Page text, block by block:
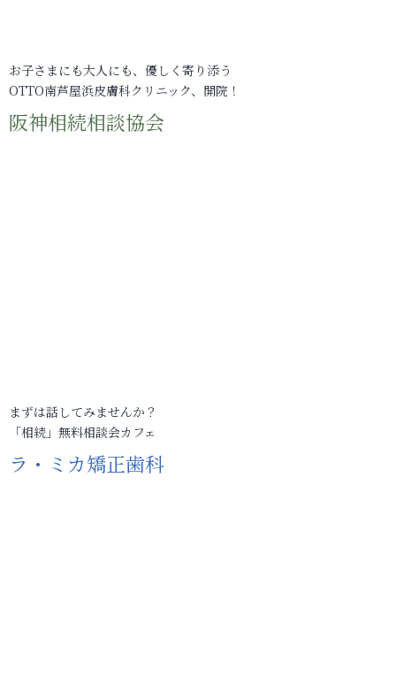
お子さまにも大人にも、優しく寄り添う
OTTO南芦屋浜皮膚科クリニック、開院！
阪神相続相談協会
まずは話してみませんか？
「相続」無料相談会カフェ
ラ・ミカ矯正歯科